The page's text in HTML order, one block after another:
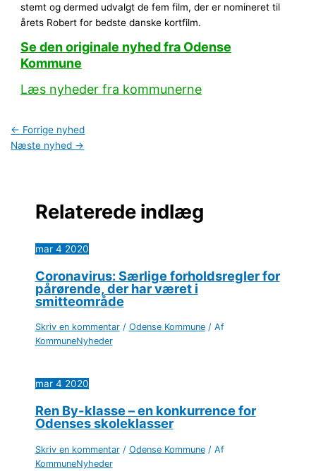
stemt og dermed udvalgt de fem film, der er nomineret til
årets Robert for bedste danske kortfilm.
Se den originale nyhed fra Odense
Kommune
Læs nyheder fra kommunerne
← Forrige nyhed
Næste nyhed →
Relaterede indlæg
mar 4 2020
Coronavirus: Særlige forholdsregler for
pårørende, der har været i
smitteområde
Skriv en kommentar / Odense Kommune/ Af
KommuneNyheder
mar 4 2020
Ren By-klasse – en konkurrence for
Odenses skoleklasser
Skriv en kommentar / Odense Kommune/ Af
KommuneNyheder